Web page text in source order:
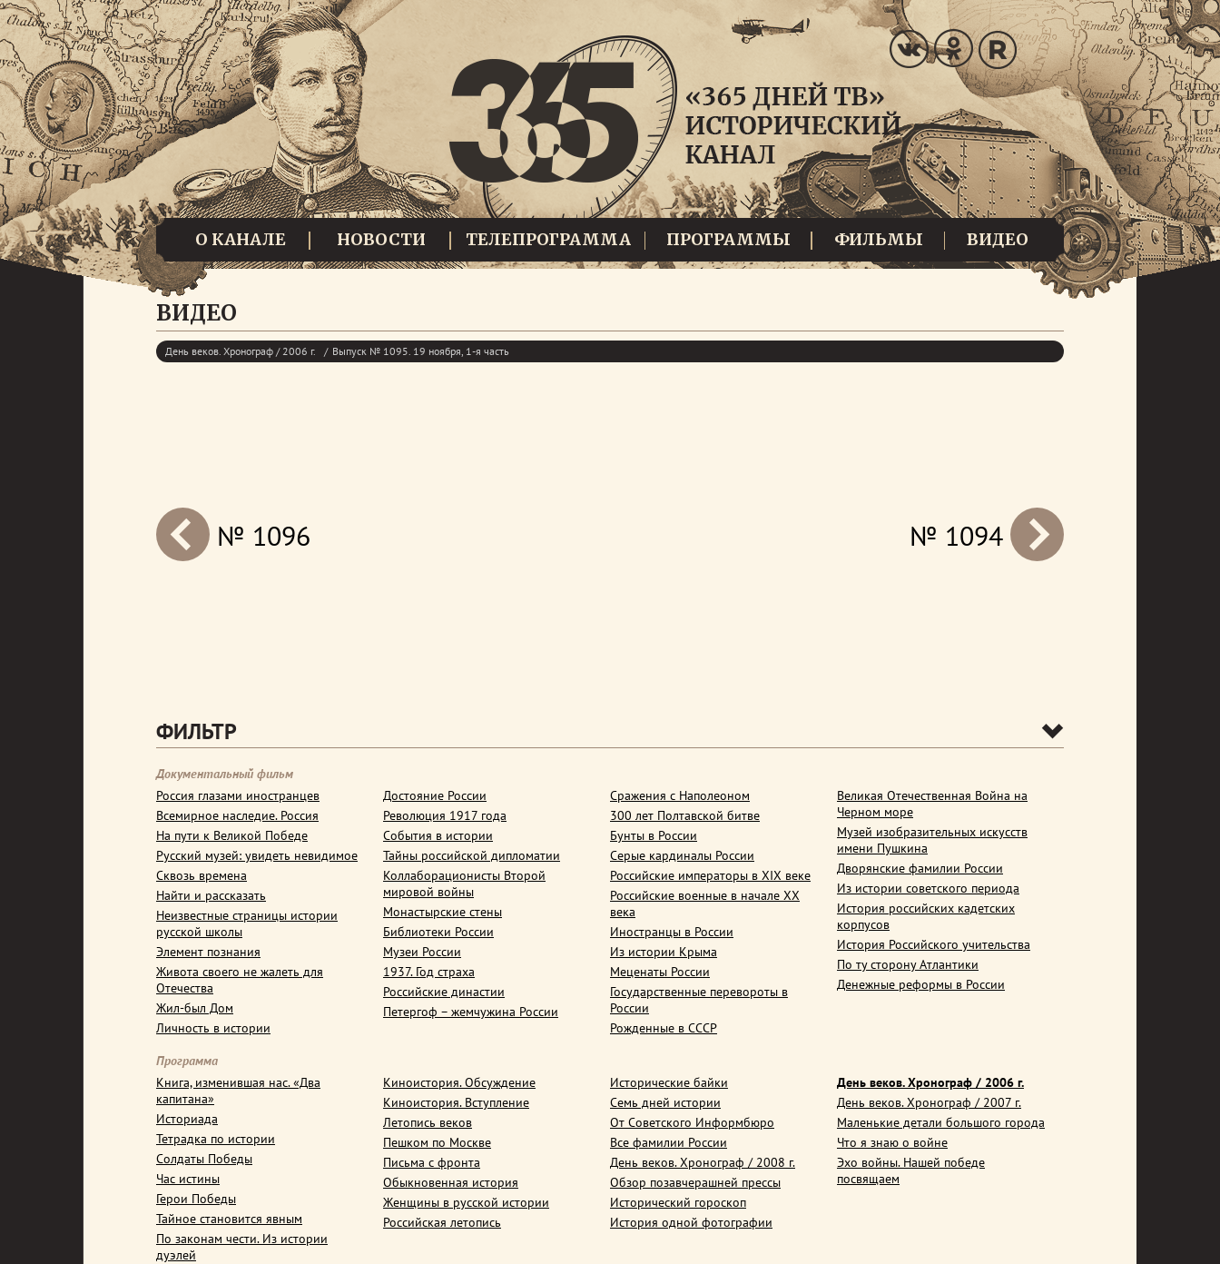
О КАНАЛЕ НОВОСТИ ТЕЛЕПРОГРАММА ПРОГРАММЫ ФИЛЬМЫ ВИДЕО
ВИДЕО
День веков. Хронограф / 2006 г. Выпуск № 1095. 19 ноября, 1-я часть
prev
next № 1094
№ 1096
ФИЛЬТР
Документальный фильм
Россия глазами иностранцев
Всемирное наследие. Россия
На пути к Великой Победе
Русский музей: увидеть невидимое
Сквозь времена
Найти и рассказать
Неизвестные страницы истории
русской школы
Элемент познания
Живота своего не жалеть для
Отечества
Жил-был Дом
Личность в истории
Достояние России
Революция 1917 года
События в истории
Тайны российской дипломатии
Коллаборационисты Второй
мировой войны
Монастырские стены
Библиотеки России
Музеи России
1937. Год страха
Российские династии
Петергоф – жемчужина России
Сражения с Наполеоном
300 лет Полтавской битве
Бунты в России
Серые кардиналы России
Российские императоры в XIX веке
Российские военные в начале ХХ
века
Иностранцы в России
Из истории Крыма
Меценаты России
Государственные перевороты в
России
Рожденные в СССР
Великая Отечественная Война на
Черном море
Музей изобразительных искусств
имени Пушкина
Дворянские фамилии России
Из истории советского периода
История российских кадетских
корпусов
История Российского учительства
По ту сторону Атлантики
Денежные реформы в России
Программа
Книга, изменившая нас. «Два
капитана»
Историада
Тетрадка по истории
Солдаты Победы
Час истины
Герои Победы
Тайное становится явным
По законам чести. Из истории
дуэлей
Киноистория. Обсуждение
Киноистория. Вступление
Летопись веков
Пешком по Москве
Письма с фронта
Обыкновенная история
Женщины в русской истории
Российская летопись
Исторические байки
Семь дней истории
От Советского Информбюро
Все фамилии России
День веков. Хронограф / 2008 г.
Обзор позавчерашней прессы
Исторический гороскоп
История одной фотографии
День веков. Хронограф / 2006 г.
День веков. Хронограф / 2007 г.
Маленькие детали большого города
Что я знаю о войне
Эхо войны. Нашей победе
посвящаем